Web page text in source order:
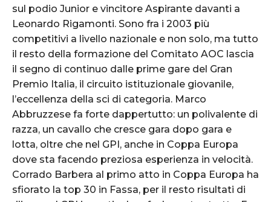
sul podio Junior e vincitore Aspirante davanti a
Leonardo Rigamonti. Sono fra i 2003 più
competitivi a livello nazionale e non solo, ma tutto
il resto della formazione del Comitato AOC lascia
il segno di continuo dalle prime gare del Gran
Premio Italia, il circuito istituzionale giovanile,
l’eccellenza della sci di categoria. Marco
Abbruzzese fa forte dappertutto: un polivalente di
razza, un cavallo che cresce gara dopo gara e
lotta, oltre che nel GPI, anche in Coppa Europa
dove sta facendo preziosa esperienza in velocità.
Corrado Barbera al primo atto in Coppa Europa ha
sfiorato la top 30 in Fassa, per il resto risultati di